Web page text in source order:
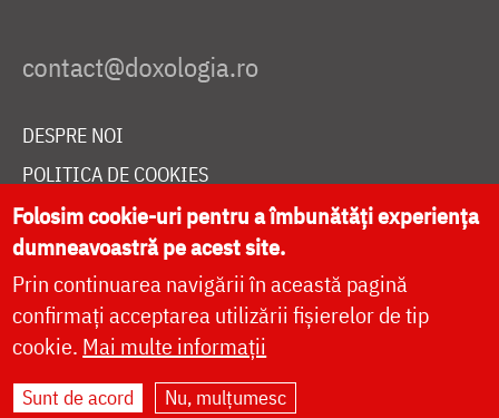
DESPRE NOI
POLITICA DE COOKIES
DONEAZĂ ONLINE PENTRU CATEDRALA NAȚIONALĂ
LIVE
Site dezvoltat deDOXOLOGIA MEDIA
Folosim cookie-uri pentru a îmbunătăți experiența
dumneavoastră pe acest site.
Prin continuarea navigării în această pagină
confirmați acceptarea utilizării fișierelor de tip
cookie. Mai multe informații
Sunt de acord Nu, mulțumesc